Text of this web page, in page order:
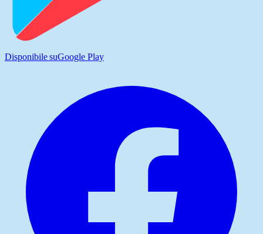
Disponibile suGoogle Play